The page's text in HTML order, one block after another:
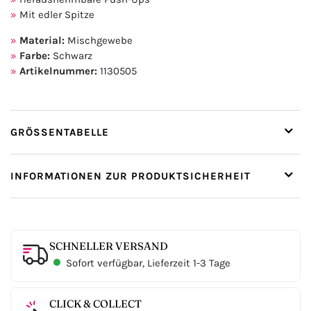
Mit edler Spitze
Material: Mischgewebe
Farbe: Schwarz
Artikelnummer: 1130505
GRÖSSENTABELLE
INFORMATIONEN ZUR PRODUKTSICHERHEIT
SCHNELLER VERSAND
Sofort verfügbar, Lieferzeit 1-3 Tage
CLICK & COLLECT